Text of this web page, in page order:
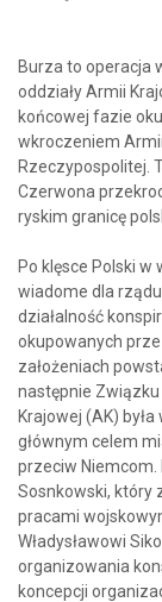
Burza to operacja
oddziały Armii
końcowej fazie
wkroczeniem
Rzeczypospolitej.
Czerwona
ryskim granicę
Po klęsce Polski w
wiadome dla
działalność
okupowanych
założeniach
następnie
Krajowej (AK)
głównym celem
przeciw Niemcom.
Sosnkowski, który
pracami
Władysławowi
organizowania
koncepcji